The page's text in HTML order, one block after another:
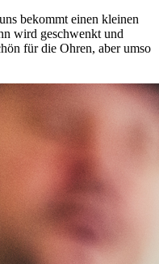
bekommt einen kleinen
wird geschwenkt und
für die Ohren, aber umso